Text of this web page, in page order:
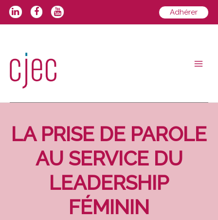
Aller
Adhérer
LA PRISE DE PAROLE
AU SERVICE DU
LEADERSHIP
FÉMININ